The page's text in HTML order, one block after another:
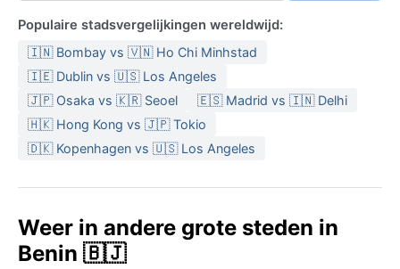
Populaire stadsvergelijkingen wereldwijd:
🇮🇳 Bombay vs 🇻🇳 Ho Chi Minhstad
🇮🇪 Dublin vs 🇺🇸 Los Angeles
🇯🇵 Osaka vs 🇰🇷 Seoel
🇪🇸 Madrid vs 🇮🇳 Delhi
🇭🇰 Hong Kong vs 🇯🇵 Tokio
🇩🇰 Kopenhagen vs 🇺🇸 Los Angeles
Weer in andere grote steden in
Benin 🇧🇯